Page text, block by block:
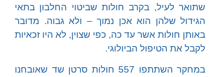
שתואר לעיל, בקרב חולות שביטוי החלבון בתאי
הגידול שלהן הוא אכן נמוך – ולא גבוה. מדובר
באותן חולות אשר עד כה, כפי שצוין, לא היו זכאיות
לקבל את הטיפול הביולוגי.
במחקר השתתפו 557 חולות סרטן שד שאובחנו